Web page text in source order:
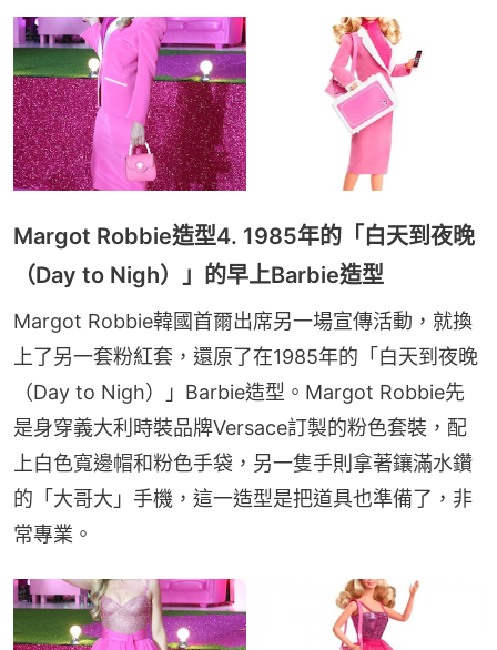
Margot Robbie造型4. 1985年的「白天到夜晚
（Day to Nigh）」的早上Barbie造型
Margot Robbie韓國首爾出席另一場宣傳活動，就換
上了另一套粉紅套，還原了在1985年的「白天到夜晚
（Day to Nigh）」Barbie造型。Margot Robbie先
是身穿義大利時裝品牌Versace訂製的粉色套裝，配
上白色寬邊帽和粉色手袋，另一隻手則拿著鑲滿水鑽
的「大哥大」手機，這一造型是把道具也準備了，非
常專業。